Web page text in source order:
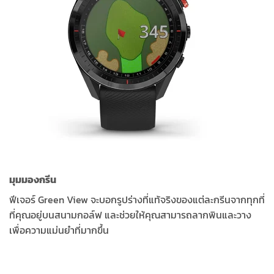
มุมมองกรีน
ฟีเจอร์ Green View จะบอกรูปร่างที่แท้จริงของแต่ละกรีนจากทุกที่
ที่คุณอยู่บนสนามกอล์ฟ และช่วยให้คุณสามารถลากพินและวาง
เพื่อความแม่นยำที่มากขึ้น